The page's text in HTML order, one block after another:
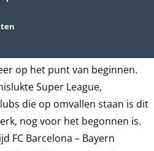
op het punt van beginnen.
Super League,
die op omvallen staan is dit
nog voor het begonnen is.
FC Barcelona – Bayern